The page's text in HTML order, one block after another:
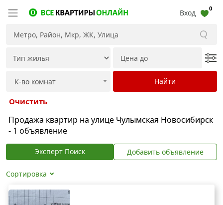
Вход 0
Очистить
Продажа квартир на улице Чулымская Новосибирск
- 1 объявление
Эксперт Поиск Добавить объявление
Сортировка